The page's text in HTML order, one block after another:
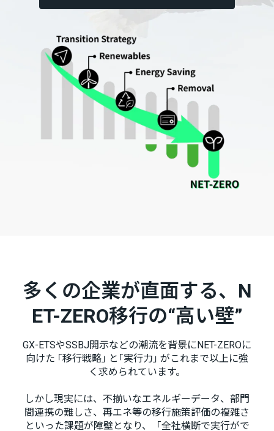
多くの企業が直面する、N
ET-ZERO移行の“高い壁”
GX-ETSやSSBJ開示などの潮流を背景にNET-ZEROに
向けた ｢移行戦略｣ と｢実行力｣ がこれまで以上に強
く求められています。
しかし現実には、不揃いなエネルギーデータ、部門
間連携の難しさ、再エネ等の移行施策評価の複雑さ
といった課題が障壁となり、「全社横断で実行がで